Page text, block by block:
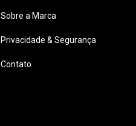
Sobre a Marca
Privacidade & Segurança
Contato